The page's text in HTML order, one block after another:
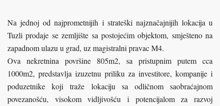
Na jednoj od najprometnijih i strateški najznačajnijih lokacija u
Tuzli prodaje se zemljište sa postojećim objektom, smješteno na
zapadnom ulazu u grad, uz magistralni pravac M4.
Ova nekretnina površine 805m2, sa pristupnim putem cca
1000m2, predstavlja izuzetnu priliku za investitore, kompanije i
poduzetnike koji traže lokaciju sa odličnom saobraćajnom
povezanošću, visokom vidljivošću i potencijalom za razvoj